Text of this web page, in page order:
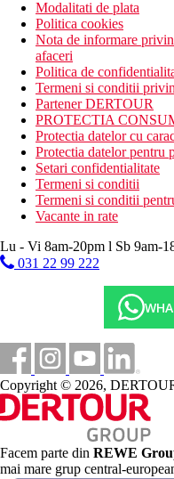
prosoape de plaja
bar pe plaja contra
Activitati sportive gratuite
volei pe plaja
tenis de masa
fitness
baie turceasca
Activitati sportive
biliard
PlayStation
sporturi acvatice
masaje
Dieta
All Inclusive:
Restaurant
10.00–10.30 mic
bufet,
racoritoare la
local, la robinet)
Snack bar: 11.00-
Inghetata:
Lobby bar:
productie locala
Va rugam sa retineti:
stabilite de hotel si pot
Modalitati de plata
Politica cookies
Nota de informare
afaceri
Politica de
Termeni si conditii
Partener DERTOUR
PROTECTIA
Protectia datelor cu
Protectia datelor pentru
Setari confidentialitate
Termeni si conditii
Termeni si conditii
Vacante in rate
Lu - Vi 8am-20pm l Sb 9am-
031 22 99 222
Copyright © 2026,
Facem parte din REWE
mai mare grup central-